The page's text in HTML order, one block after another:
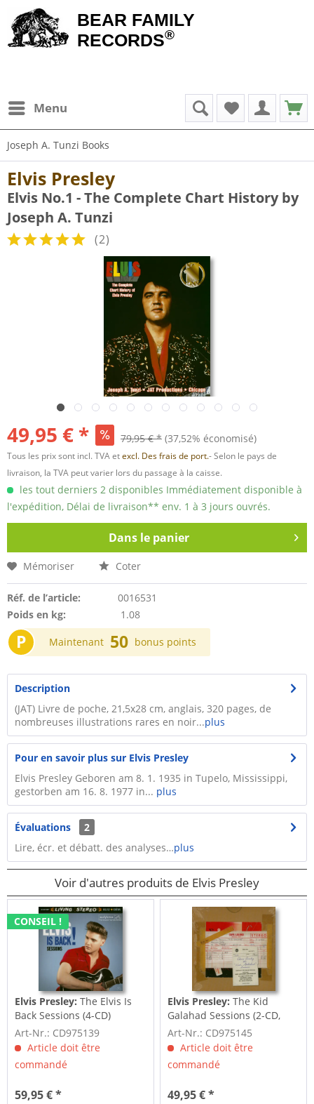
BEAR FAMILY
RECORDS®
Menu
Joseph A. Tunzi Books
Elvis Presley
Elvis No.1 - The Complete Chart History by
Joseph A. Tunzi
(2)
49,95 € * 79,95 € * (37,52% économisé)
Tous les prix sont incl. TVA etexcl. Des frais de port.- Selon le pays de
livraison, la TVA peut varier lors du passage à la caisse.
les tout derniers 2 disponibles Immédiatement disponible à
l'expédition, Délai de livraison** env. 1 à 3 jours ouvrés.
Dans le panier
Mémoriser Coter
Réf. de l’article:
0016531
Poids en kg:
1.08
P Maintenant 50 bonus points
Description
(JAT) Livre de poche, 21,5x28 cm, anglais, 320 pages, de
nombreuses illustrations rares en noir...plus
Pour en savoir plus sur Elvis Presley
Elvis Presley Geboren am 8. 1. 1935 in Tupelo, Mississippi,
gestorben am 16. 8. 1977 in... plus
Évaluations
2
Lire, écr. et débatt. des analyses…plus
Voir d'autres produits de Elvis Presley
CONSEIL !
Elvis Presley: The Elvis Is
Back Sessions (4-CD)
Art-Nr.: CD975139
Article doit être
commandé
59,95 € *
Elvis Presley: The Kid
Galahad Sessions (2-CD,
7inch Deluxe...
Art-Nr.: CD975145
Article doit être
commandé
49,95 € *